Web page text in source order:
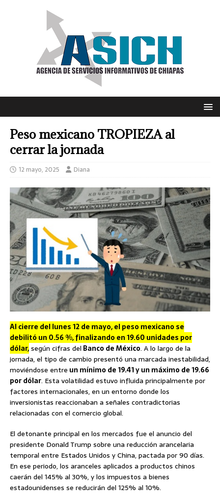
Peso mexicano TROPIEZA al
cerrar la jornada
12 mayo, 2025 Diana
Al cierre del lunes 12 de mayo, el peso mexicano se
debilitó un 0.56 %, finalizando en 19.60 unidades por
dólar,según cifras del Banco de México. A lo largo de la
jornada, el tipo de cambio presentó una marcada inestabilidad,
moviéndose entre un mínimo de 19.41 y un máximo de 19.66
por dólar. Esta volatilidad estuvo influida principalmente por
factores internacionales, en un entorno donde los
inversionistas reaccionaban a señales contradictorias
relacionadas con el comercio global.
El detonante principal en los mercados fue el anuncio del
presidente Donald Trump sobre una reducción arancelaria
temporal entre Estados Unidos y China, pactada por 90 días.
En ese periodo, los aranceles aplicados a productos chinos
caerán del 145% al 30%, y los impuestos a bienes
estadounidenses se reducirán del 125% al 10%.